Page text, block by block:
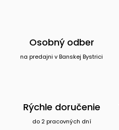
Osobný odber
na predajni v Banskej Bystrici
Rýchle doručenie
do 2 pracovných dní